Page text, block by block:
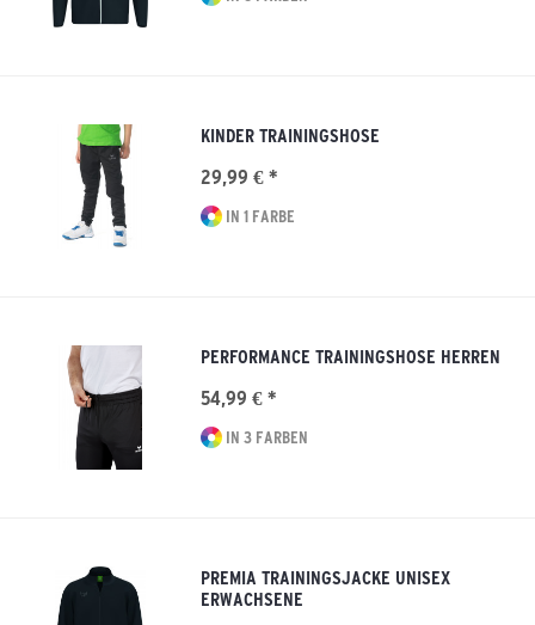
KINDER TRAININGSHOSE
29,99 € *
IN 1 FARBE
PERFORMANCE TRAININGSHOSE HERREN
54,99 € *
IN 3 FARBEN
PREMIA TRAININGSJACKE UNISEX
ERWACHSENE